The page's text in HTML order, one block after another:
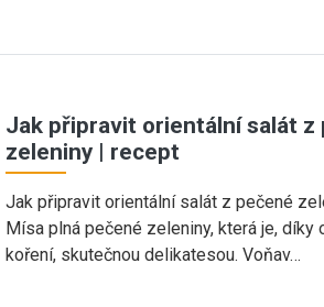
Jak připravit orientální salát z
zeleniny | recept
Jak připravit orientální salát z pečené
Mísa plná pečené zeleniny, která je, díky
koření, skutečnou delikatesou. Voňav…